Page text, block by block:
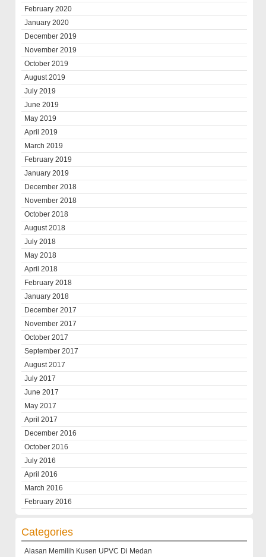
February 2020
January 2020
December 2019
November 2019
October 2019
August 2019
July 2019
June 2019
May 2019
April 2019
March 2019
February 2019
January 2019
December 2018
November 2018
October 2018
August 2018
July 2018
May 2018
April 2018
February 2018
January 2018
December 2017
November 2017
October 2017
September 2017
August 2017
July 2017
June 2017
May 2017
April 2017
December 2016
October 2016
July 2016
April 2016
March 2016
February 2016
Categories
Alasan Memilih Kusen UPVC Di Medan